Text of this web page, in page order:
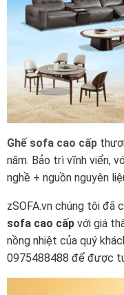
Ghế sofa cao cấp
năm. Bảo trì vĩnh viển,
nghề + nguồn nguyên
zSOFA.vn chúng tôi đã
sofa cao cấp với giá
nồng nhiệt của quý
0975488488 để được